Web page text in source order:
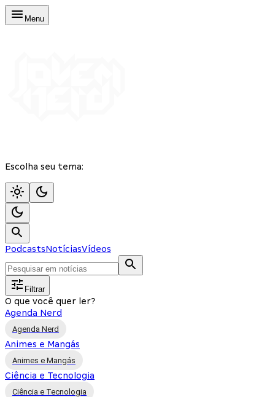
Menu
Escolha seu tema:
PodcastsNotíciasVídeos
Filtrar
O que você quer ler?
Agenda Nerd
Agenda Nerd
Animes e Mangás
Animes e Mangás
Ciência e Tecnologia
Ciência e Tecnologia